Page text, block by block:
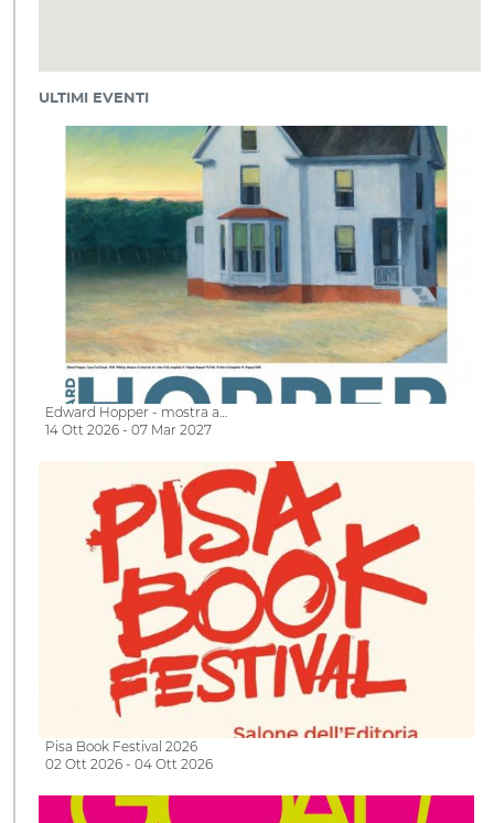
ULTIMI EVENTI
Edward Hopper - mostra a…
14 Ott 2026 - 07 Mar 2027
Pisa Book Festival 2026
02 Ott 2026 - 04 Ott 2026